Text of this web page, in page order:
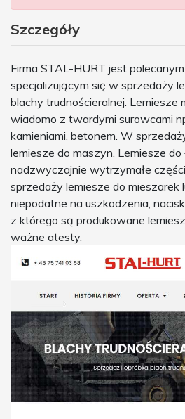
Szczegóły
Firma STAL-HURT jest
specjalizującym się w sprzedaży
blachy trudnościeralnej. Lemiesze
wiadomo z twardymi surowcami
kamieniami, betonem. W
lemiesze do maszyn. Lemiesze do
nadzwyczajnie wytrzymałe
sprzedaży lemiesze do mieszarek
niepodatne na uszkodzenia,
z którego są produkowane
ważne atesty.